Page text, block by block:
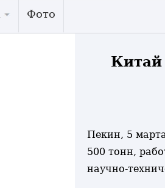
Фото
Китай
Пекин, 5
500 тонн,
научно-